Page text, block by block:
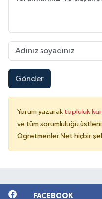
Gönder
Yorum yazarak topluluk
ve tüm sorumluluğu
Ogretmenler.Net hiçbir
FACEBOOK